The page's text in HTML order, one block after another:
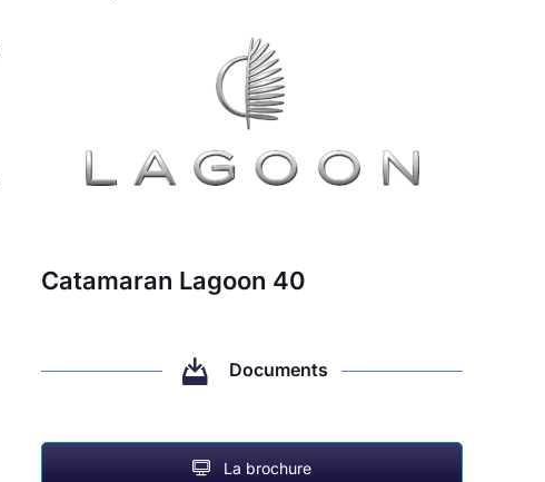
Catamaran Lagoon 40
Documents
La brochure